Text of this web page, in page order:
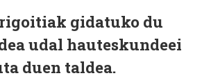
gidatuko du
udal hauteskundeei
duen taldea.